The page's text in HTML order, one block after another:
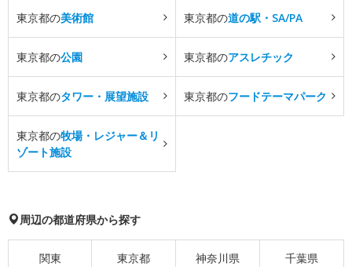
東京都の美術館 東京都の道の駅・SA/PA
東京都の公園 東京都のアスレチック
東京都のタワー・展望施設 東京都のフードテーマパーク
東京都の牧場・レジャー＆リ
ゾート施設
周辺の都道府県から探す
関東 東京都 神奈川県 千葉県